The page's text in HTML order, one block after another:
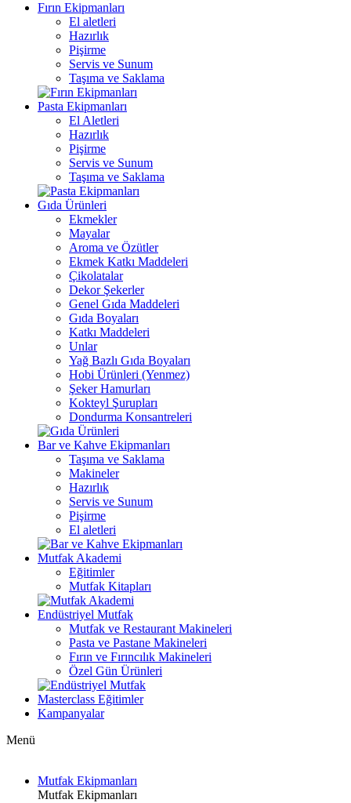
Fırın Ekipmanları
El aletleri
Hazırlık
Pişirme
Servis ve Sunum
Taşıma ve Saklama
Pasta Ekipmanları
El Aletleri
Hazırlık
Pişirme
Servis ve Sunum
Taşıma ve Saklama
Gıda Ürünleri
Ekmekler
Mayalar
Aroma ve Özütler
Ekmek Katkı Maddeleri
Çikolatalar
Dekor Şekerler
Genel Gıda Maddeleri
Gıda Boyaları
Katkı Maddeleri
Unlar
Yağ Bazlı Gıda Boyaları
Hobi Ürünleri (Yenmez)
Şeker Hamurları
Kokteyl Şurupları
Dondurma Konsantreleri
Bar ve Kahve Ekipmanları
Taşıma ve Saklama
Makineler
Hazırlık
Servis ve Sunum
Pişirme
El aletleri
Mutfak Akademi
Eğitimler
Mutfak Kitapları
Endüstriyel Mutfak
Mutfak ve Restaurant Makineleri
Pasta ve Pastane Makineleri
Fırın ve Fırıncılık Makineleri
Özel Gün Ürünleri
Masterclass Eğitimler
Kampanyalar
Menü
Mutfak Ekipmanları
Mutfak Ekipmanları